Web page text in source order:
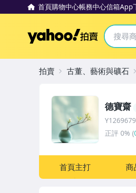
首頁購物中心帳務中心信箱App
Yahoo拍賣
德寶齋
正評 0% (
首頁主打 商
拍賣 古董、藝術與礦石